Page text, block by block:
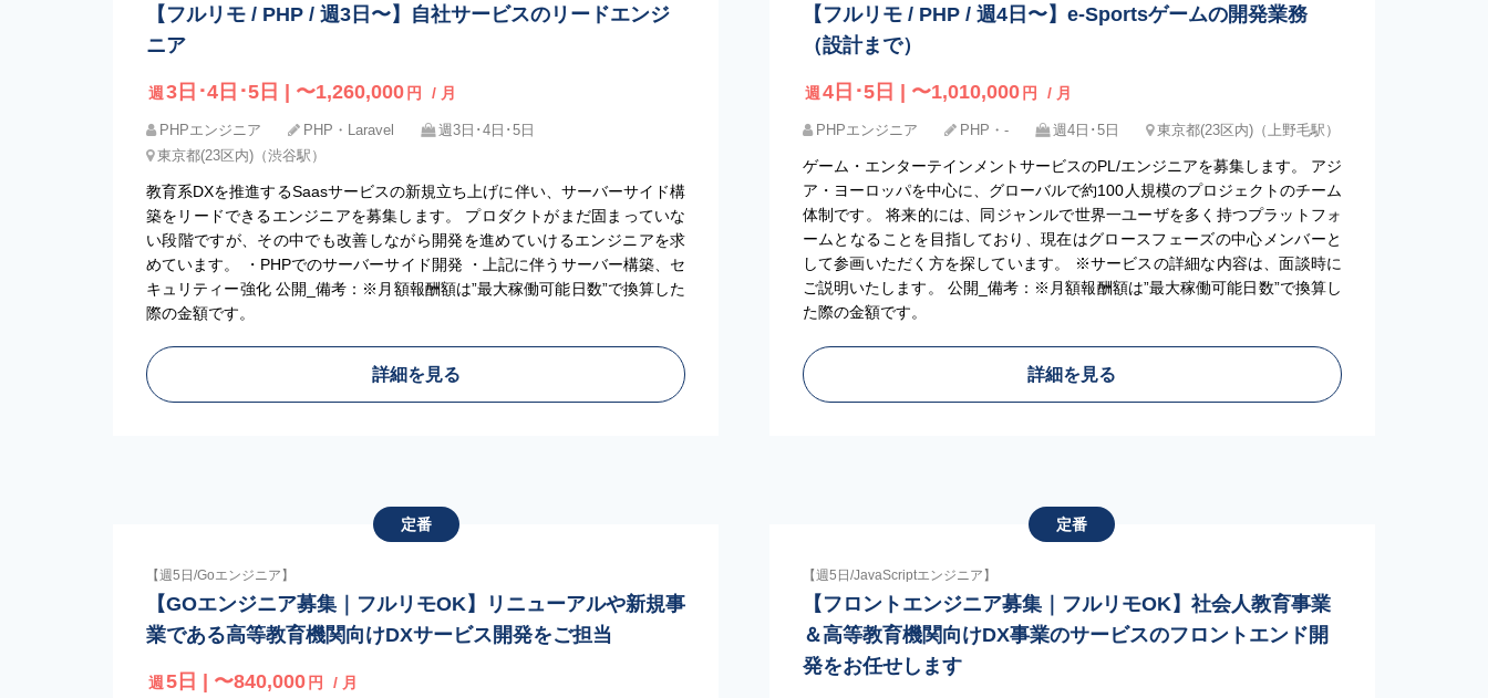
【フルリモ / PHP / 週3日〜】自社サービスのリードエンジ
ニア
週 3日･4日･5日 | 〜1,260,000 円 / 月
PHPエンジニア PHP・Laravel
週3日･4日･5日
東京都(23区内)（渋谷駅）
教育系DXを推進するSaasサービスの新規立ち上げに伴い、サーバーサイド構
築をリードできるエンジニアを募集します。 プロダクトがまだ固まっていな
い段階ですが、その中でも改善しながら開発を進めていけるエンジニアを求
めています。 ・PHPでのサーバーサイド開発 ・上記に伴うサーバー構築、セ
キュリティー強化 公開_備考：※月額報酬額は”最大稼働可能日数”で換算した
際の金額です。
詳細を見る
【フルリモ / PHP / 週4日〜】e-Sportsゲームの開発業務
（設計まで）
週 4日･5日 | 〜1,010,000 円 / 月
PHPエンジニア PHP・- 週4日･5日 東京都(23区内)（上野毛駅）
ゲーム・エンターテインメントサービスのPL/エンジニアを募集します。 アジ
ア・ヨーロッパを中心に、グローバルで約100人規模のプロジェクトのチーム
体制です。 将来的には、同ジャンルで世界一ユーザを多く持つプラットフォ
ームとなることを目指しており、現在はグロースフェーズの中心メンバーと
して参画いただく方を探しています。 ※サービスの詳細な内容は、面談時に
ご説明いたします。 公開_備考：※月額報酬額は”最大稼働可能日数”で換算し
た際の金額です。
詳細を見る
定番
【週5日/Goエンジニア】
【GOエンジニア募集｜フルリモOK】リニューアルや新規事
業である高等教育機関向けDXサービス開発をご担当
週 5日 | 〜840,000 円 / 月
定番
【週5日/JavaScriptエンジニア】
【フロントエンジニア募集｜フルリモOK】社会人教育事業
＆高等教育機関向けDX事業のサービスのフロントエンド開
発をお任せします